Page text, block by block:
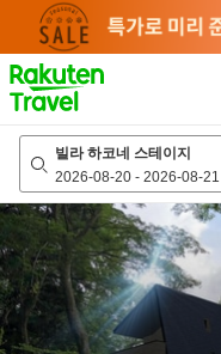
page
빌라 하코네 스테이지
2026-08-20 - 2026-08-21